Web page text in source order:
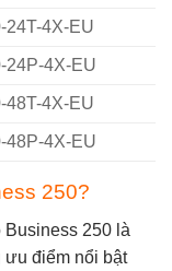
24T-4X-EU
24P-4X-EU
48T-4X-EU
48P-4X-EU
250?
Business 250 là
ưu điểm nổi bật